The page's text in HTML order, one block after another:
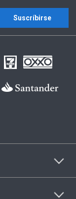
Suscríbirse